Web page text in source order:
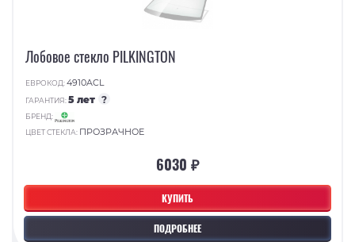
КУПИТЬ
ПОДРОБНЕЕ
Лобовое стекло PILKINGTON
ЕВРОКОД:4910ACL
ГАРАНТИЯ:5 лет ?
БРЕНД:
ЦВЕТ СТЕКЛА: ПРОЗРАЧНОЕ
6030 ₽